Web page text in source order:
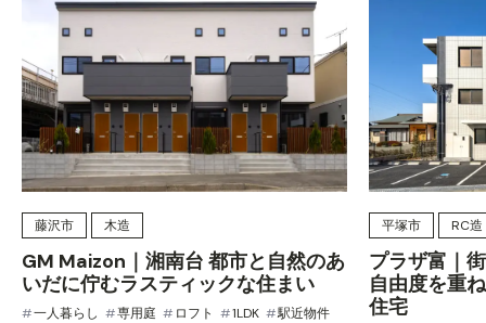
藤沢市 木造
GM Maizon｜湘南台 都市と自然のあ
いだに佇むラスティックな住まい
一人暮らし 専用庭 ロフト 1LDK 駅近物件
平塚市 RC造
プラザ富｜
自由度を重
住宅